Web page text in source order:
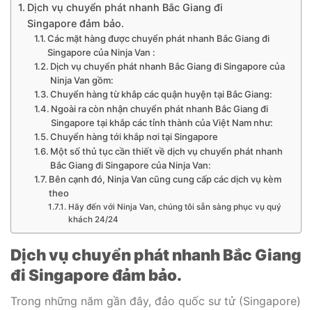
Dịch vụ chuyển phát nhanh Bắc Giang đi
Singapore đảm bảo.
Các mặt hàng được chuyển phát nhanh Bắc Giang đi
Singapore của Ninja Van :
Dịch vụ chuyển phát nhanh Bắc Giang đi Singapore của
Ninja Van gồm:
Chuyển hàng từ khắp các quận huyện tại Bắc Giang:
Ngoài ra còn nhận chuyển phát nhanh Bắc Giang đi
Singapore tại khắp các tỉnh thành của Việt Nam như:
Chuyển hàng tới khắp nơi tại Singapore
Một số thủ tục cần thiết về dịch vụ chuyển phát nhanh
Bắc Giang đi Singapore của Ninja Van:
Bên cạnh đó, Ninja Van cũng cung cấp các dịch vụ kèm
theo
Hãy đến với Ninja Van, chúng tôi sẵn sàng phục vụ quý
khách 24/24
Dịch vụ chuyển phát nhanh Bắc Giang
đi Singapore đảm bảo.
Trong những năm gần đây, đảo quốc sư tử (Singapore)